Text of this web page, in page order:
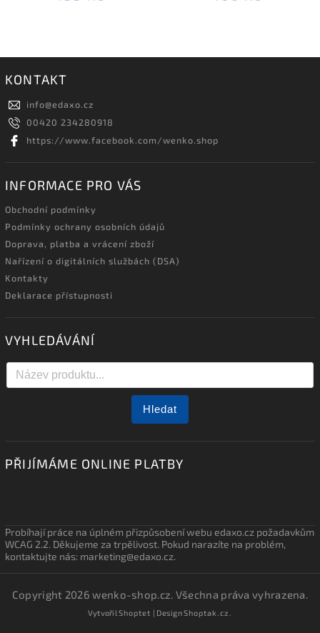
KONTAKT
info@edaxo.cz
00420 234280918
https://www.facebook.com/wenko.shop
INFORMACE PRO VÁS
Obchodní podmínky
Podmínky ochrany osobních údajů
Doprava, platba a vrácení zboží
Nařízení o digitálních službách (DSA)
Kontakty
Deklarace přístupnosti
VYHLEDÁVÁNÍ
Hledat
PŘIJÍMÁME ONLINE PLATBY
Probíhají práce na úplném přizpůsobení webu edaxo.cz požadavkům
WCAG 2.2. Děkujeme za trpělivost. Pokud narazíte na problém,
kontaktujte nás: marketing@edaxo.cz.
Copyright 2026wenko-shop.cz. Všechna práva vyhrazena.
VytvořilShoptet | DesignShoptak.cz.